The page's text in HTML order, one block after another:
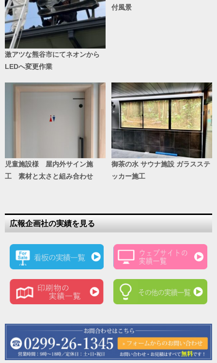
激アツな熊谷市にてネオンから
LEDへ変更作業
付風景
児童施設様 屋内外サイン施
工 素材と太さと組み合わせ
御茶の水 サウナ施設 ガラスステ
ッカー施工
広報企画社の実績を見る